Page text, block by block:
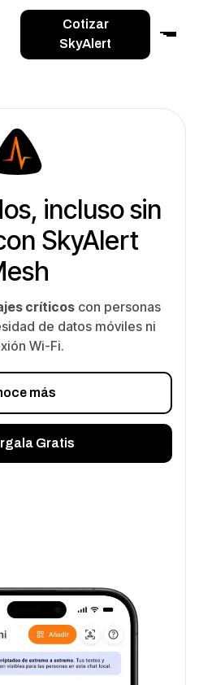
Cotizar
SkyAlert
incluso sin
SkyAlert
críticos con personas
de datos móviles ni
Wi-Fi.
más
Gratis